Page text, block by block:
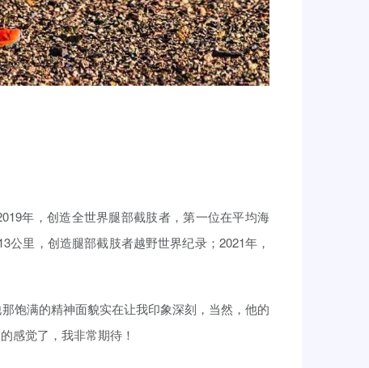
年，创造全世界腿部截肢者，第一位在平均海
公里，创造腿部截肢者越野世界纪录；2021年，
饱满的精神面貌实在让我印象深刻，当然，他的
的感觉了，我非常期待！